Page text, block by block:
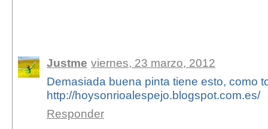
Justme viernes, 23 marzo, 2012
Demasiada buena pinta tiene esto, como
http://hoysonrioalespejo.blogspot.com.es/
Responder